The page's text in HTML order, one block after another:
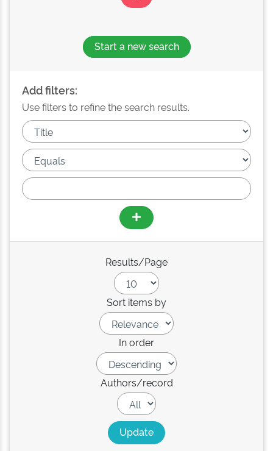
Start a new search
Add filters:
Use filters to refine the search results.
Results/Page
Sort items by
In order
Authors/record